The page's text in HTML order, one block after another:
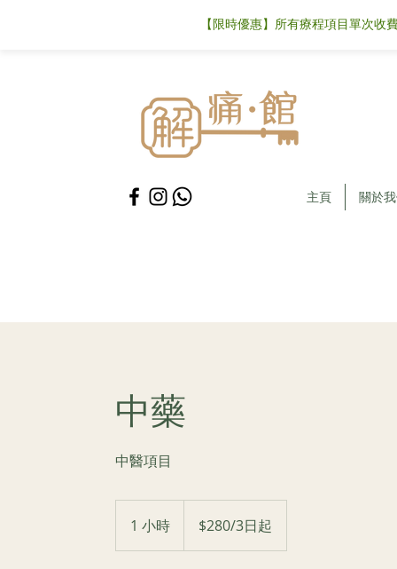
【限時優惠】所有療程項目單次
主頁 關於
中藥
中醫項目
1 小時
小
$280/3日起